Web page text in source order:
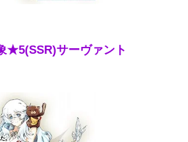
★5(SSR)サーヴァント